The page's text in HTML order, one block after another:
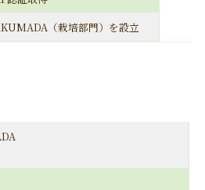
（栽培部門）を設立